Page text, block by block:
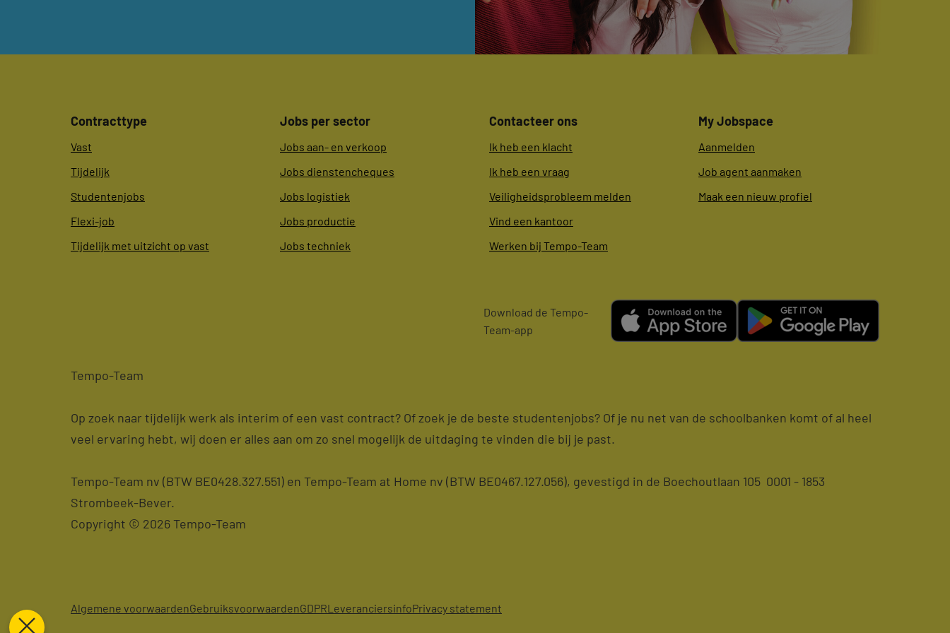
Contracttype
Vast
Tijdelijk
Studentenjobs
Flexi-job
Tijdelijk met uitzicht op vast
Jobs per sector
Jobs aan- en verkoop
Jobs dienstencheques
Jobs logistiek
Jobs productie
Jobs techniek
Contacteer ons
Ik heb een klacht
Ik heb een vraag
Veiligheidsprobleem melden
Vind een kantoor
Werken bij Tempo-Team
My Jobspace
Aanmelden
Job agent aanmaken
Maak een nieuw profiel
Download de Tempo-
Team-app
Tempo-Team
Op zoek naar tijdelijk werk als interim of een vast contract? Of zoek je de beste studentenjobs? Of je nu net van de schoolbanken komt of al heel
veel ervaring hebt, wij doen er alles aan om zo snel mogelijk de uitdaging te vinden die bij je past.
Tempo-Team nv (BTW BE0428.327.551) en Tempo-Team at Home nv (BTW BE0467.127.056), gevestigd in de Boechoutlaan 105 0001 - 1853
Strombeek-Bever.
Copyright © 2026 Tempo-Team
Algemene voorwaardenGebruiksvoorwaardenGDPRLeveranciersinfoPrivacy statement